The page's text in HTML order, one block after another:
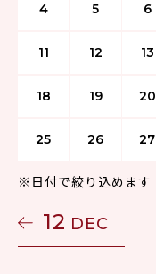
12 DEC
4 5 6
11 12 13
18 19 20
25 26 27
※日付で絞り込めます